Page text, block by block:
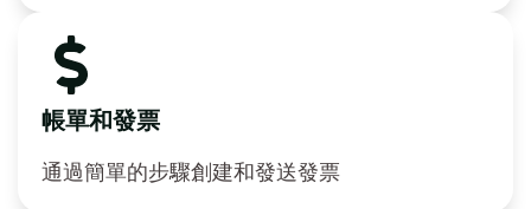
帳單和發票
通過簡單的步驟創建和發送發票